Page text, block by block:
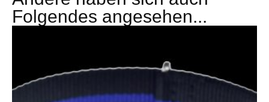
Folgendes angesehen...